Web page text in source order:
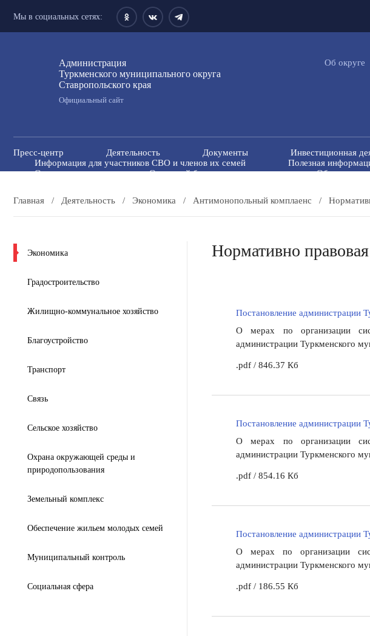
Мы в социальных сетях:
Администрация
Туркменского муниципального округа
Ставропольского края
Официальный сайт
Об округе
Пресс-центр Деятельность Документы Инвестиционная
Информация для участников СВО и членов их семей
Полезная
Открытые данные
Открытый бюджет для граждан
Главная / Деятельность / Экономика / Антимонопольный комплаенс /
Экономика
Градостроительство
Жилищно-коммунальное хозяйство
Благоустройство
Транспорт
Связь
Сельское хозяйство
Охрана окружающей среды и
природопользования
Земельный комплекс
Обеспечение жильем молодых семей
Муниципальный контроль
Социальная сфера
Нормативно правовая
Постановление администрации
О мерах по организации
администрации Туркменского
.pdf / 846.37 Кб
Постановление администрации
О мерах по организации
администрации Туркменского
.pdf / 854.16 Кб
Постановление администрации
О мерах по организации
администрации Туркменского
.pdf / 186.55 Кб